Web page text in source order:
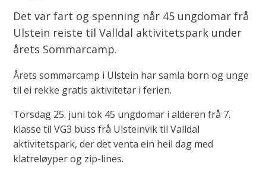
m
u
Det var fart og spenning når 45 ungdomar frå
Ulstein reiste til Valldal aktivitetspark under
årets Sommarcamp.
Årets sommarcamp i Ulstein har samla born og unge
til ei rekke gratis aktivitetar i ferien.
Torsdag 25. juni tok 45 ungdomar i alderen frå 7.
klasse til VG3 buss frå Ulsteinvik til Valldal
aktivitetspark, der det venta ein heil dag med
klatreløyper og zip-lines.